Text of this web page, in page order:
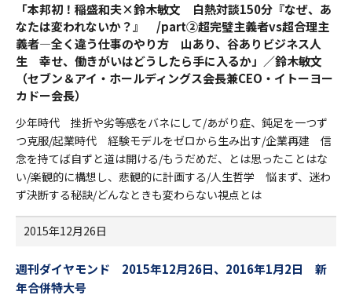
「本邦初！稲盛和夫×鈴木敏文 白熱対談150分『なぜ、あ
なたは変われないか？』 /part②超完璧主義者vs超合理主
義者―全く違う仕事のやり方 山あり、谷ありビジネス人
生 幸せ、働きがいはどうしたら手に入るか」／鈴木敏文
（セブン＆アイ・ホールディングス会長兼CEO・イトーヨー
カドー会長）
少年時代 挫折や劣等感をバネにして/あがり症、鈍足を一つず
つ克服/起業時代 経験モデルをゼロから生み出す/企業再建 信
念を持てば自ずと道は開ける/もうだめだ、とは思ったことはな
い/楽観的に構想し、悲観的に計画する/人生哲学 悩まず、迷わ
ず決断する秘訣/どんなときも変わらない視点とは
2015年12月26日
週刊ダイヤモンド 2015年12月26日、2016年1月2日 新
年合併特大号